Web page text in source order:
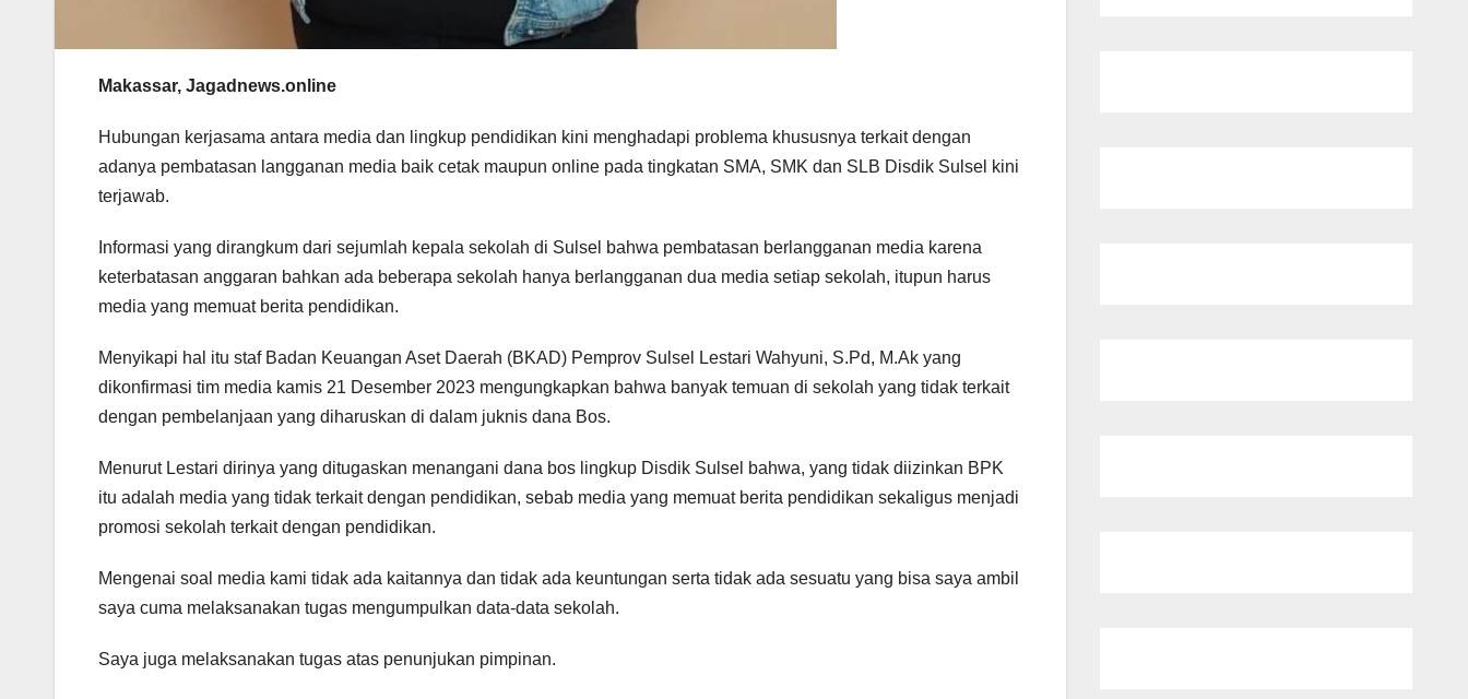
Makassar, Jagadnews.online
Hubungan kerjasama antara media dan lingkup pendidikan kini menghadapi problema khususnya terkait dengan
adanya pembatasan langganan media baik cetak maupun online pada tingkatan SMA, SMK dan SLB Disdik Sulsel kini
terjawab.
Informasi yang dirangkum dari sejumlah kepala sekolah di Sulsel bahwa pembatasan berlangganan media karena
keterbatasan anggaran bahkan ada beberapa sekolah hanya berlangganan dua media setiap sekolah, itupun harus
media yang memuat berita pendidikan.
Menyikapi hal itu staf Badan Keuangan Aset Daerah (BKAD) Pemprov Sulsel Lestari Wahyuni, S.Pd, M.Ak yang
dikonfirmasi tim media kamis 21 Desember 2023 mengungkapkan bahwa banyak temuan di sekolah yang tidak terkait
dengan pembelanjaan yang diharuskan di dalam juknis dana Bos.
Menurut Lestari dirinya yang ditugaskan menangani dana bos lingkup Disdik Sulsel bahwa, yang tidak diizinkan BPK
itu adalah media yang tidak terkait dengan pendidikan, sebab media yang memuat berita pendidikan sekaligus menjadi
promosi sekolah terkait dengan pendidikan.
Mengenai soal media kami tidak ada kaitannya dan tidak ada keuntungan serta tidak ada sesuatu yang bisa saya ambil
saya cuma melaksanakan tugas mengumpulkan data-data sekolah.
Saya juga melaksanakan tugas atas penunjukan pimpinan.